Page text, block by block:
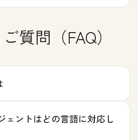
質問（FAQ）
ェントはどの言語に対応し